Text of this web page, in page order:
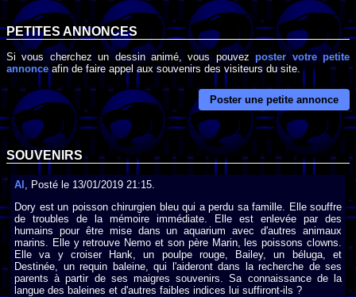
PETITES ANNONCES
Si vous cherchez un dessin animé, vous pouvezposter votre petite
annonceafin de faire appel aux souvenirs des visiteurs du site.
Poster une petite annonce
SOUVENIRS
Al , Posté le 13/01/2019 21:15.
Dory est un poisson chirurgien bleu qui a perdu sa famille. Elle souffre
de troubles de la mémoire immédiate. Elle est enlevée par des
humains pour être mise dans un aquarium avec d'autres animaux
marins. Elle y retrouve Nemo et son père Marin, les poissons clowns.
Elle va y croiser Hank, un poulpe rouge, Bailey, un béluga, et
Destinée, un requin baleine, qui l'aideront dans la recherche de ses
parents à partir de ses maigres souvenirs. Sa connaissance de la
langue des baleines et d'autres faibles indices lui suffiront-ils ?